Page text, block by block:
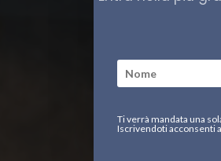
Ti verrà mandata una
Iscrivendoti acconsenti